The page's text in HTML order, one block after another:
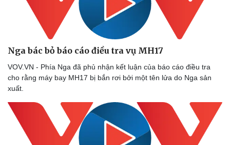
Nga bác bỏ báo cáo điều tra vụ MH17
VOV.VN - Phía Nga đã phủ nhận kết luận của báo cáo điều tra
cho rằng máy bay MH17 bị bắn rơi bởi một tên lửa do Nga sản
xuất.